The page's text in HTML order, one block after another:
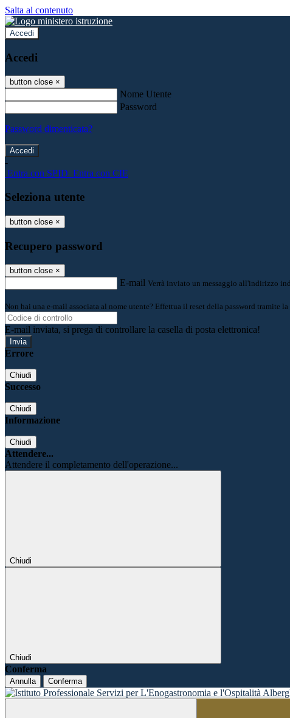
Salta al contenuto
Accedi
Accedi
button close ×
Nome Utente
Password
Password dimenticata?
-
Entra con SPID Entra con CIE
Seleziona utente
button close ×
Recupero password
button close ×
E-mail Verrà inviato un messaggio all'indirizzo
Non hai una e-mail associata al nome utente? Effettua il reset della password tramite la
E-mail inviata, si prega di controllare la casella di posta elettronica!
Errore
Chiudi
Successo
Chiudi
Informazione
Chiudi
Attendere...
Attendere il completamento dell'operazione...
Chiudi
Chiudi
Conferma
Annulla Conferma